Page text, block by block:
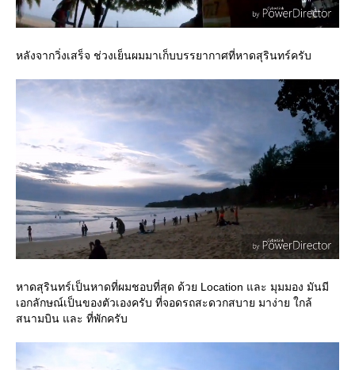
หลังจากวิ่งเสร็จ ช่วงเย็นผมมาเก็บบรรยากาศที่หาดสุรินทร์ครับ
หาดสุรินทร์เป็นหาดที่ผมชอบที่สุด ด้วย Location และ มุมมอง มันมี
เอกลักษณ์เป็นของตัวเองครับ ที่จอดรถสะดวกสบาย มาง่าย ใกล้
สนามบิน และ ที่พักครับ